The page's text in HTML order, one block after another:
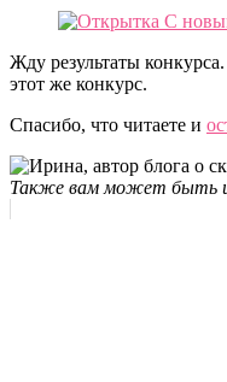
Жду результаты
этот же конкурс.
Спасибо, что читаете и
Также вам может быть